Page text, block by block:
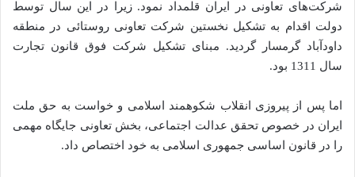
شرکت‌های تعاونی در ایران قلمداد نمود. زیرا در این سال توسط
دولت اقدام به تشکیل نخستین شرکت تعاونی روستائی در منطقه
داودآباد گرمسار گردید. مبنای تشکیل شرکت فوق قانون تجارت
سال 1311 بود.
اما پس از پیروزی انقلاب شکوهمند اسلامی و خواست به حق ملت
ایران در خصوص تحقق عدالت اجتماعی، بخش تعاونی جایگاه مهمی
را در قانون اساسی جمهوری اسلامی به خود اختصاص داد.